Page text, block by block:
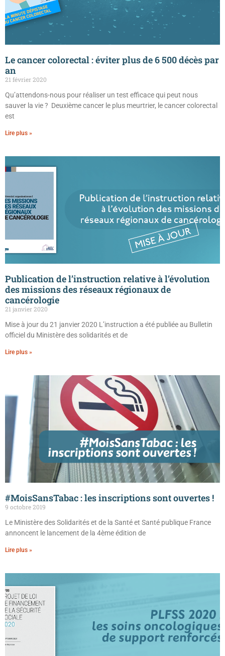
Le cancer colorectal : éviter plus de 6 500 décès par
an
21 février 2020
Qu’attendons-nous pour réaliser un test efficace qui peut nous
sauver la vie ? Deuxième cancer le plus meurtrier, le cancer colorectal
est
Lire plus »
Publication de l’instruction relative à l’évolution
des missions des réseaux régionaux de
cancérologie
21 janvier 2020
Mise à jour du 21 janvier 2020 L’instruction a été publiée au Bulletin
officiel du Ministère des solidarités et de
Lire plus »
#MoisSansTabac : les inscriptions sont ouvertes !
9 octobre 2019
Le Ministère des Solidarités et de la Santé et Santé publique France
annoncent le lancement de la 4ème édition de
Lire plus »